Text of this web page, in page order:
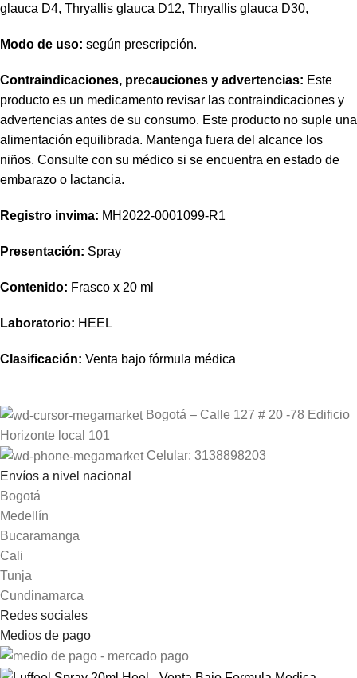
glauca D4, Thryallis glauca D12, Thryallis glauca D30,
Modo de uso: según prescripción.
Contraindicaciones, precauciones y advertencias: Este
producto es un medicamento revisar las contraindicaciones y
advertencias antes de su consumo. Este producto no suple una
alimentación equilibrada. Mantenga fuera del alcance los
niños. Consulte con su médico si se encuentra en estado de
embarazo o lactancia.
Registro invima: MH2022-0001099-R1
Presentación: Spray
Contenido: Frasco x 20 ml
Laboratorio: HEEL
Clasificación: Venta bajo fórmula médica
Bogotá – Calle 127 # 20 -78 Edificio
Horizonte local 101
Celular: 3138898203
Envíos a nivel nacional
Bogotá
Medellín
Bucaramanga
Cali
Tunja
Cundinamarca
Redes sociales
Medios de pago